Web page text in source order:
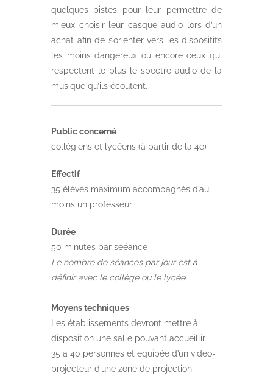
quelques pistes pour leur permettre de
mieux choisir leur casque audio lors d’un
achat afin de s’orienter vers les dispositifs
les moins dangereux ou encore ceux qui
respectent le plus le spectre audio de la
musique qu’ils écoutent.
Public concerné
collégiens et lycéens (à partir de la 4e)
Effectif
35 élèves maximum accompagnés d’au
moins un professeur
Durée
50 minutes par seéance
Le nombre de séances par jour est à
définir avec le collège ou le lycée.
Moyens techniques
Les établissements devront mettre à
disposition une salle pouvant accueillir
35 à 40 personnes et équipée d’un vidéo-
projecteur d’une zone de projection